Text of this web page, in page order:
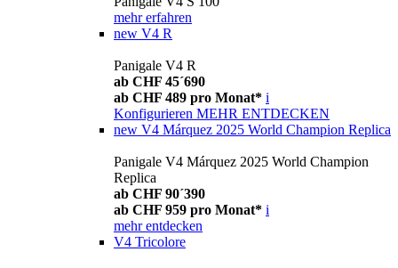
mehr erfahren
new V4 R
Panigale V4 R
ab CHF 45´690
ab CHF 489 pro Monat* i
Konfigurieren MEHR ENTDECKEN
new V4 Márquez 2025 World Champion Replica
Panigale V4 Márquez 2025 World Champion
Replica
ab CHF 90´390
ab CHF 959 pro Monat* i
mehr entdecken
V4 Tricolore